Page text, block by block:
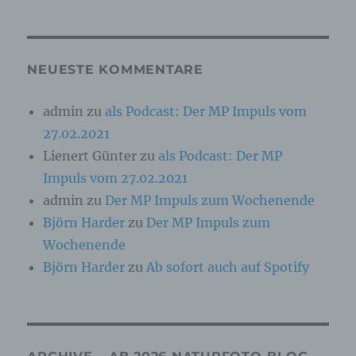
NEUESTE KOMMENTARE
admin zu als Podcast: Der MP Impuls vom
27.02.2021
Lienert Günter zu als Podcast: Der MP
Impuls vom 27.02.2021
admin zu Der MP Impuls zum Wochenende
Björn Harder zu Der MP Impuls zum
Wochenende
Björn Harder zuAb sofort auch auf Spotify
physischen, physiologischen, genetischen,
sozialen Identität dieser natürlichen Person
b) betroffene Person
Betroffene Person ist jede identifizierte oder
identifizierbare natürliche Person, deren
personenbezogene Daten von dem für die
Verarbeitung Verantwortlichen verarbeitet
werden.
c) Verarbeitung
automatisierter Verfahren ausgeführte Vorgang